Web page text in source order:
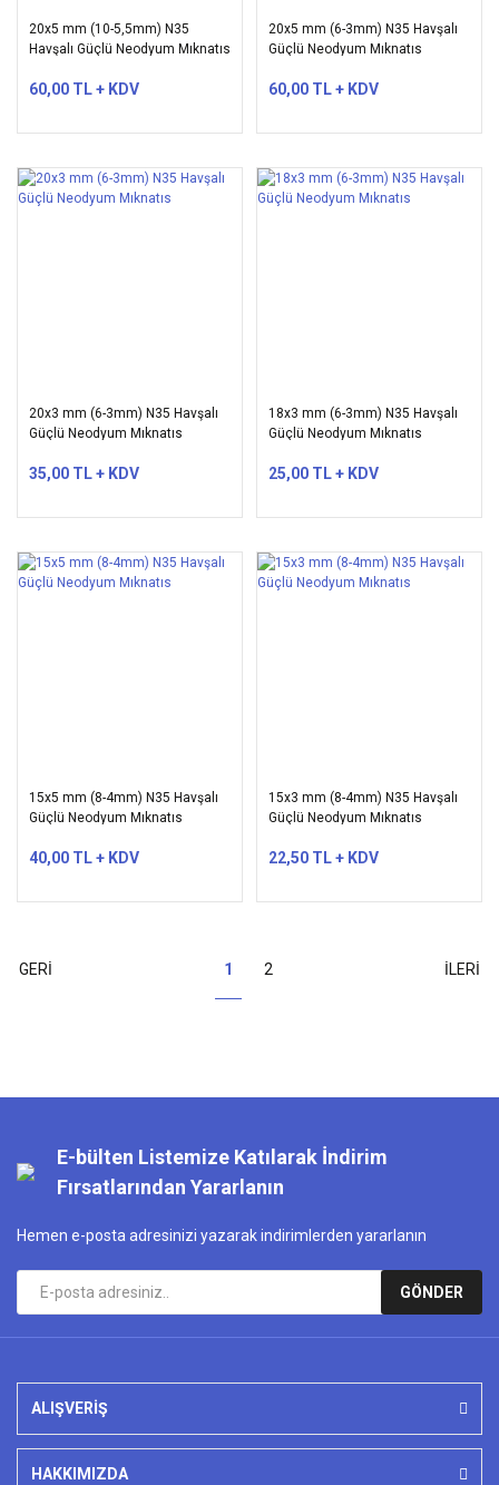
20x5 mm (10-5,5mm) N35
Havşalı Güçlü Neodyum Mıknatıs
60,00 TL + KDV
20x5 mm (6-3mm) N35 Havşalı
Güçlü Neodyum Mıknatıs
60,00 TL + KDV
20x3 mm (6-3mm) N35 Havşalı
Güçlü Neodyum Mıknatıs
35,00 TL + KDV
18x3 mm (6-3mm) N35 Havşalı
Güçlü Neodyum Mıknatıs
25,00 TL + KDV
15x5 mm (8-4mm) N35 Havşalı
Güçlü Neodyum Mıknatıs
40,00 TL + KDV
15x3 mm (8-4mm) N35 Havşalı
Güçlü Neodyum Mıknatıs
22,50 TL + KDV
1 2
E-bülten Listemize Katılarak İndirim
Fırsatlarından Yararlanın
Hemen e-posta adresinizi yazarak indirimlerden yararlanın
GÖNDER
ALIŞVERİŞ
HAKKIMIZDA